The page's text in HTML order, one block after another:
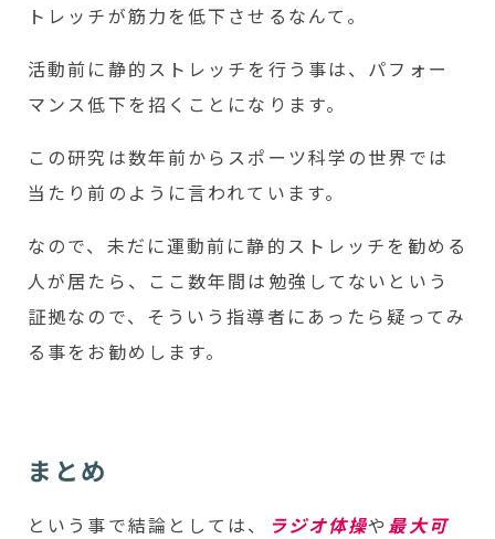
トレッチが筋力を低下させるなんて。
活動前に静的ストレッチを行う事は、パフォー
マンス低下を招くことになります。
この研究は数年前からスポーツ科学の世界では
当たり前のように言われています。
なので、未だに運動前に静的ストレッチを勧める
人が居たら、ここ数年間は勉強してないという
証拠なので、そういう指導者にあったら疑ってみ
る事をお勧めします。
まとめ
という事で結論としては、 ラジオ体操や 最大可